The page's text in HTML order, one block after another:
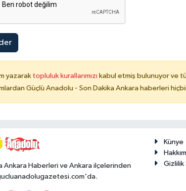
yazarak topluluk kurallarımızı kabul etmiş bulunuyor ve
Güçlü Anadolu - Son Dakika Ankara haberleri
Ankara Haberleri ve Ankara ilçelerinden
Künye
Gizlilik